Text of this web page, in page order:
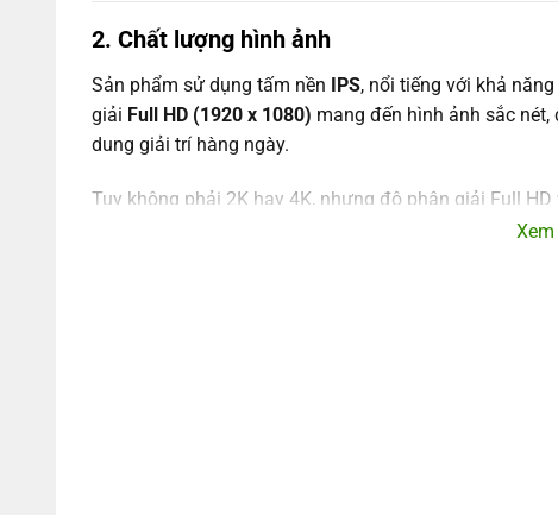
2. Chất lượng hình ảnh
Sản phẩm sử dụng tấm nền IPS, nổi tiếng với khả
giải Full HD (1920 x 1080) mang đến hình ảnh sắc
dung giải trí hàng ngày.
Tuy không phải 2K hay 4K, nhưng độ phân giải Full
kích thước 27 inch, giúp các chi tiết hiển thị rõ ràng.